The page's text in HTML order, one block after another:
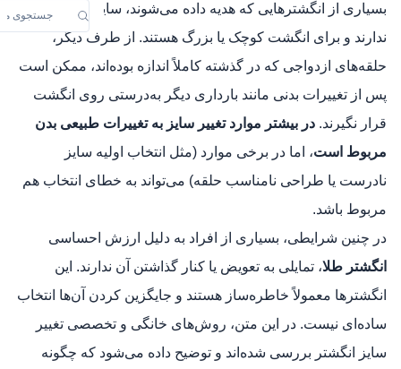
بسیاری از انگشترهایی که هدیه داده می‌شوند، سایز مناسبی
ندارند و برای انگشت کوچک یا بزرگ هستند. از طرف دیگر،
حلقه‌های ازدواجی که در گذشته کاملاً اندازه بوده‌اند، ممکن است
پس از تغییرات بدنی مانند بارداری دیگر به‌درستی روی انگشت
قرار نگیرند. در بیشتر موارد تغییر سایز به تغییرات طبیعی بدن
مربوط است، اما در برخی موارد (مثل انتخاب اولیه سایز
نادرست یا طراحی نامناسب حلقه) می‌تواند به خطای انتخاب هم
مربوط باشد.
در چنین شرایطی، بسیاری از افراد به دلیل ارزش احساسی
انگشتر طلا، تمایلی به تعویض یا کنار گذاشتن آن ندارند. این
انگشترها معمولاً خاطره‌ساز هستند و جایگزین‌ کردن آن‌ها انتخاب
ساده‌ای نیست. در این متن، روش‌های خانگی و تخصصی تغییر
سایز انگشتر بررسی شده‌اند و توضیح داده می‌شود که چگونه